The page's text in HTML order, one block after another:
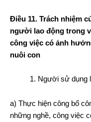
Điều 11. Trách nhiệm
người lao động trong
công việc có ảnh
nuôi con
Người sử dụng
a) Thực hiện công bố
những nghề, công việc